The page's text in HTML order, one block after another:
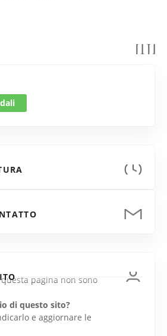
pagina non sono
di questo sito?
e aggiornare le